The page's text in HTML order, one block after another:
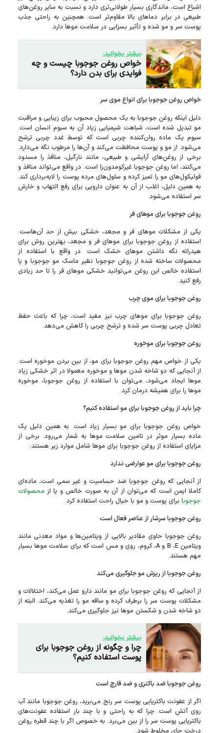
اشباع است، ماندگاری بسیار طولانی‌تری دارد و نسبت به سایر روغن‌های
طبیعی در برابر دما‌های بالا مقاوم‌تر است. همچنین به راحتی جذب
پوست سر و مو شده و تأثیر بسزایی در سلامت مو‌ها دارد.
بیشتر بخوانید:
خواص روغن جوجوبا چیست و چه
فوایدی برای بدن دارد؟
خواص روغن جوجوبا برای انواع موی سر
دلیل اینکه روغن جوجوبا به یک محصول محبوب برای زیبایی و مراقبت
مو تبدیل شده است، شباهت شیمیایی زیاد آن به سبوم انسان است.
سبوم یک ماده روان‌کننده چربی است که توسط غدد چربی ترشح
می‌شود. از مو و پوست محافظت می‌کند و آن‌ها را مرطوب نگه می‌دارد.
برخی از روغن‌های آرایشی و طبیعی، مانند نارگیل، منافذ را مسدود
می‌کنند، اما روغن جوجوبا غیرکومدون‌زا است. در واقع می‌تواند منافذ و
فولیکول‌های مو را تمیز کرده و سلول‌های مرده پوست را لایه‌برداری کند.
به همین دلیل، اغلب از آن به عنوان دارویی برای رفع التهاب و خارش
سر استفاده می‌شود.
روغن جوجوبا برای مو‌های فر
یکی از مشکلات مو‌های فر و مجعد، خشکی بیش از حد آن‌هاست.
استفاده از روغن جوجوبا برای مو‌های فر و مجعد، بهترین روش برای
هیدراته نگه داشتن مو‌های خشک است. در واقع با استفاده از
محصولات ساخته شده از روغن جوجوبا نظیر ماسک مو جوجوبا و یا
استفاده خالص این روغن می‌توانید خشکی موهای‌ فر را تا حد زیادی
رفع کنید.
روغن جوجوبا برای موی چرب
روغن جوجوبا برای مو‌های چرب نیز مفید است، چرا که باعث حفظ
تعادل چربی پوست سر شده و ترشح چربی را کاهش می‌دهد.
روغن جوجوبا برای موخوره
یکی از خواص مهم روغن جوجوبا برای مو‌، از بین بردن موخوره است.
از آنجایی که دو شاخه شدن مو‌ها و موخوره معمولا در اثر خشکی زیاد
مو‌ها ایجاد می‌شود، می‌توان با استفاده از روغن جوجوبا، موخوره
مو‌ها را برای همیشه درمان کرد.
چرا باید از روغن جوجوبا برای مو‌ استفاده کنیم؟
خواص روغن جوجوبا برای مو بسیار زیاد است. به همین دلیل یک
ماده بسیار موثر در تامین سلامت مو‌ها به شمار می‌رود. برخی از
مزایای استفاده از روغن جوجوبا برای مو‌ها شامل موارد زیر هستند:
روغن جوجوبا برای مو‌ عوارضی ندارد
از آنجایی که روغن جوجوبا ضد حساسیت و غیر سمی است، ماده‌ای
کاملا ایمن است که می‌توان از آن به صورت خالص و یا از محصولات
جوجوبابرای پوست و مو با خیال راحت استفاده کرد.
روغن جوجوبا سرشار از عناصر فعال است
روغن جوجوبا حاوی مقادیر بالایی از ویتامین‌ها و مواد معدنی مانند
ویتامین B ،E و A، کروم، روی و مس است که برای سلامت مو‌ها بسیار
مهم هستند.
روغن جوجوبا از ریزش مو‌ جلوگیری می‌کند
از آنجایی که روغن جوجوبا برای مو مانند دارو عمل می‌کند، اختلالات و
مشکلات پوست سر را برطرف کرده و ساقه مو‌ را تغذیه می‌کند. البته از
دو شاخه شدن و شکستن مو‌ها نیز جلوگیری می‌کند.
بیشتر بخوانید:
چرا و چگونه از روغن جوجوبا برای
پوست استفاده کنیم؟
روغن جوجوبا ضد باکتری و ضد قارچ است
اگر از عفونت باکتریایی پوست سر رنج می‌برید، روغن جوجوبا مانند آب
روی آتش است. چرا که به راحتی و با چند بار استفاده عفونت‌های
باکتریایی پوست سر را از بین می‌برد. به خصوص اگر با چند قطره روغن